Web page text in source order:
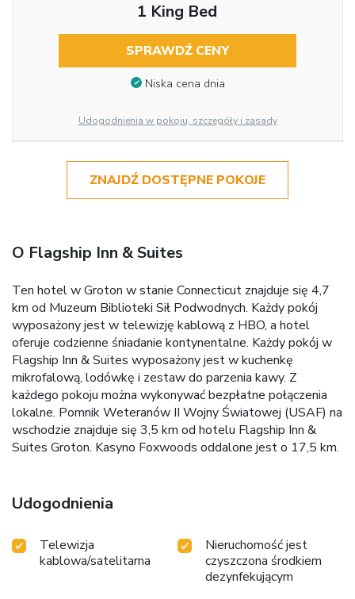
1 King Bed
SPRAWDŹ CENY
Niska cena dnia
Udogodnienia w pokoju, szczegóły i zasady
ZNAJDŹ DOSTĘPNE POKOJE
O Flagship Inn & Suites
Ten hotel w Groton w stanie Connecticut znajduje się 4,7
km od Muzeum Biblioteki Sił Podwodnych. Każdy pokój
wyposażony jest w telewizję kablową z HBO, a hotel
oferuje codzienne śniadanie kontynentalne. Każdy pokój w
Flagship Inn & Suites wyposażony jest w kuchenkę
mikrofalową, lodówkę i zestaw do parzenia kawy. Z
każdego pokoju można wykonywać bezpłatne połączenia
lokalne. Pomnik Weteranów II Wojny Światowej (USAF) na
wschodzie znajduje się 3,5 km od hotelu Flagship Inn &
Suites Groton. Kasyno Foxwoods oddalone jest o 17,5 km.
Udogodnienia
Telewizja
kablowa/satelitarna
Nieruchomość jest
czyszczona środkiem
dezynfekującym